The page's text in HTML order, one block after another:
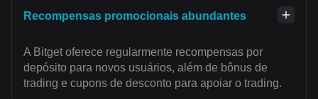
Recompensas promocionais abundantes
A Bitget oferece regularmente recompensas por
depósito para novos usuários, além de bônus de
trading e cupons de desconto para apoiar o trading.